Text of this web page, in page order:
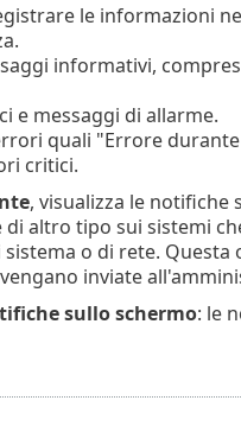
le informazioni
informativi,
e messaggi di allarme.
quali "Errore
critici.
, visualizza le notifiche
altro tipo sui sistemi
o di rete.
inviate
sullo schermo: le